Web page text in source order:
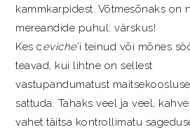
kammkarpidest. Võtmesõnaks on
mereandide puhul: värskus!
Kes ceviche’i teinud või mõnes
teavad, kui lihtne on sellest
vastupandumatust
sattuda. Tahaks veel ja veel,
vahet täitsa kontrollimatu